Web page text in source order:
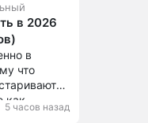
в 2026
в
что
как
это
5 часов назад